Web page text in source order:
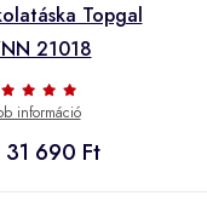
Topgal
21018
információ
31 690 Ft